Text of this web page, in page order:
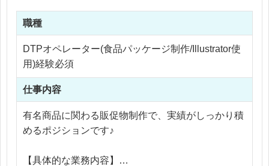
職種
DTPオペレーター(食品パッケージ制作/Illustrator使
用)経験必須
仕事内容
有名商品に関わる販促物制作で、実績がしっかり積
めるポジションです♪
【具体的な業務内容】